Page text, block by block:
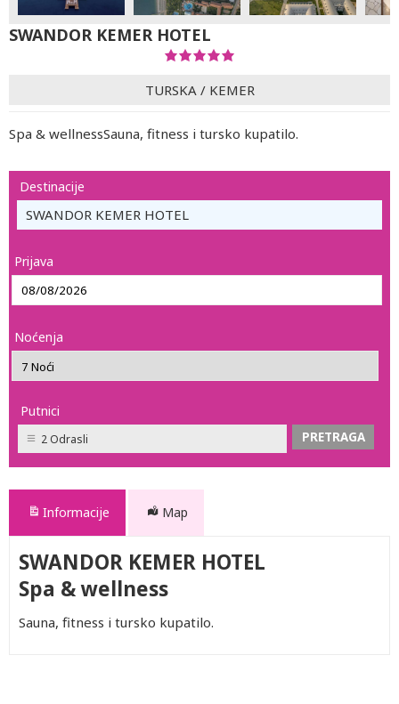
SWANDOR KEMER HOTEL
TURSKA / KEMER
Spa & wellnessSauna, fitness i tursko kupatilo.
Destinacije
SWANDOR KEMER HOTEL
Prijava
Noćenja
Putnici
2 Odrasli
Informacije Map
SWANDOR KEMER HOTEL
Spa & wellness
Sauna, fitness i tursko kupatilo.